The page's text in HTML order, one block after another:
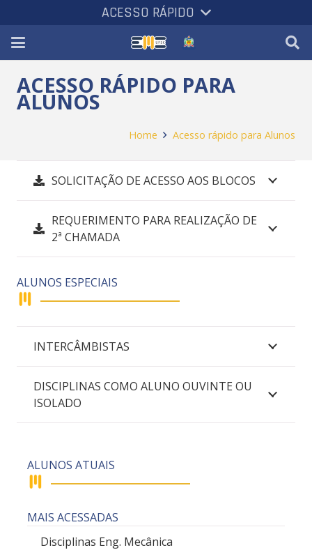
ACESSO RÁPIDO
ACESSO RÁPIDO PARA
ALUNOS
Home Acesso rápido para Alunos
SOLICITAÇÃO DE ACESSO AOS BLOCOS
REQUERIMENTO PARA REALIZAÇÃO DE
2ª CHAMADA
ALUNOS ESPECIAIS
INTERCÂMBISTAS
DISCIPLINAS COMO ALUNO OUVINTE OU
ISOLADO
ALUNOS ATUAIS
MAIS ACESSADAS
Disciplinas Eng. Mecânica